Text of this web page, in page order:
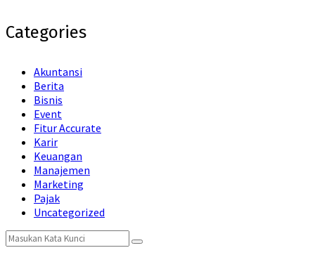
Categories
Akuntansi
Berita
Bisnis
Event
Fitur Accurate
Karir
Keuangan
Manajemen
Marketing
Pajak
Uncategorized
Search
for:
Search